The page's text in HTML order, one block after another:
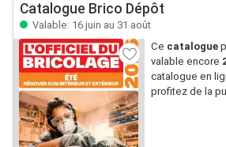
Catalogue Brico Dépôt
Valable: 16 juin au 31 août
Ce catalogue
valable encore
catalogue en
profitez de la